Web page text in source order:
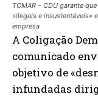
TOMAR – CDU garante
«ilegais e insustentáveis»
empresa
A Coligação
comunicado
objetivo de
infundadas